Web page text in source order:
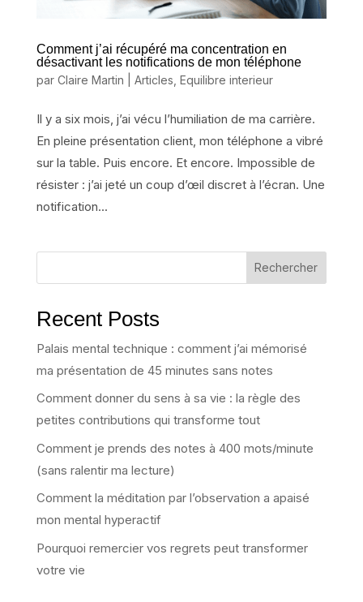
Comment j’ai récupéré ma concentration en
désactivant les notifications de mon téléphone
par Claire Martin Articles Equilibre interieur
Il y a six mois, j’ai vécu l’humiliation de ma carrière.
En pleine présentation client, mon téléphone a vibré
sur la table. Puis encore. Et encore. Impossible de
résister : j’ai jeté un coup d’œil discret à l’écran. Une
notification...
Rechercher
Recent Posts
Palais mental technique : comment j’ai mémorisé
ma présentation de 45 minutes sans notes
Comment donner du sens à sa vie : la règle des
petites contributions qui transforme tout
Comment je prends des notes à 400 mots/minute
(sans ralentir ma lecture)
Comment la méditation par l’observation a apaisé
mon mental hyperactif
Pourquoi remercier vos regrets peut transformer
votre vie